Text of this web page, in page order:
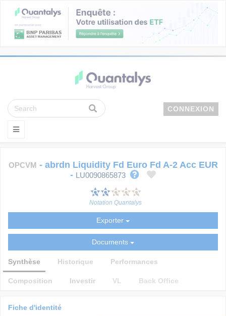
CONNEXION
OPCVM - abrdn Liquidity Fd Euro Fd A-2 Acc EUR
- LU0090865873
Notation Quantalys
Exporter
Documents
Synthèse Historique Performances
Composition Investir VL Back Office
Fiche d'identité